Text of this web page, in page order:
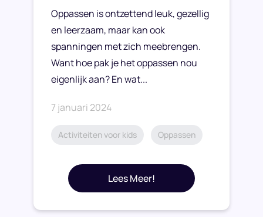
Oppassen is ontzettend leuk, gezellig
en leerzaam, maar kan ook
spanningen met zich meebrengen.
Want hoe pak je het oppassen nou
eigenlijk aan? En wat...
7 januari 2024
Activiteiten voor kids Oppassen
Lees Meer!